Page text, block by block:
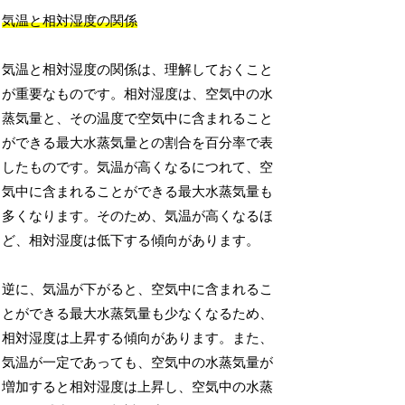
気温と相対湿度の関係
気温と相対湿度の関係は、理解しておくこと
が重要なものです。相対湿度は、空気中の水
蒸気量と、その温度で空気中に含まれること
ができる最大水蒸気量との割合を百分率で表
したものです。気温が高くなるにつれて、空
気中に含まれることができる最大水蒸気量も
多くなります。そのため、気温が高くなるほ
ど、相対湿度は低下する傾向があります。
逆に、気温が下がると、空気中に含まれるこ
とができる最大水蒸気量も少なくなるため、
相対湿度は上昇する傾向があります。また、
気温が一定であっても、空気中の水蒸気量が
増加すると相対湿度は上昇し、空気中の水蒸